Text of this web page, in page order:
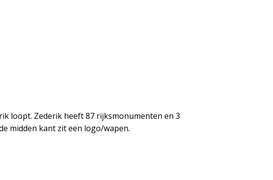
loopt. Zederik heeft 87 rijksmonumenten en 3
midden kant zit een logo/wapen.